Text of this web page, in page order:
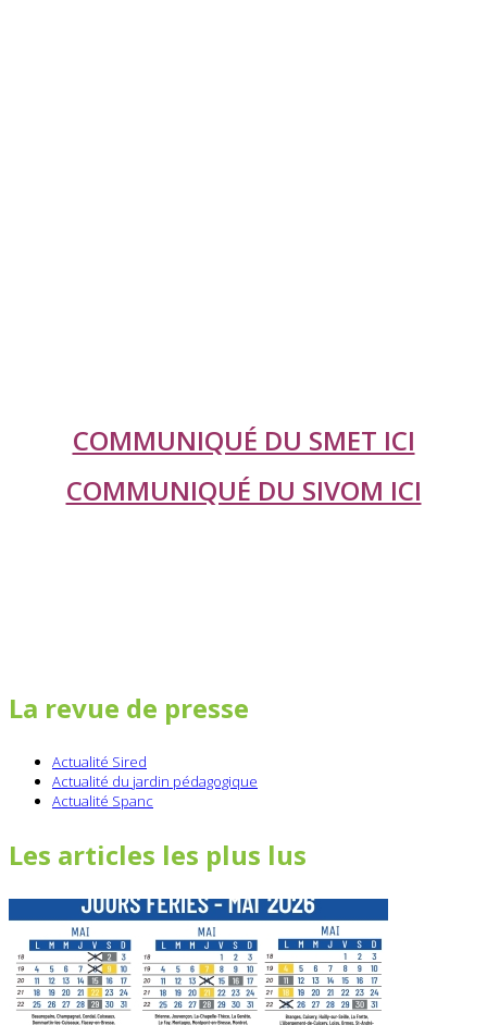
COMMUNIQUÉ DU SMET ICI
COMMUNIQUÉ DU SIVOM ICI
La revue de presse
Actualité Sired
Actualité du jardin pédagogique
Actualité Spanc
Les articles les plus lus